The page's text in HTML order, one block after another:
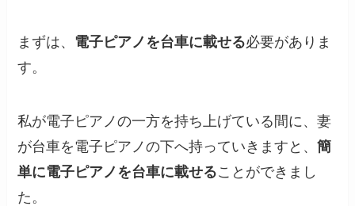
まずは、 電子ピアノを台車に載せる必要がありま
す。
私が電子ピアノの一方を持ち上げている間に、妻
が台車を電子ピアノの下へ持っていきますと、簡
単に電子ピアノを台車に載せることができまし
た。